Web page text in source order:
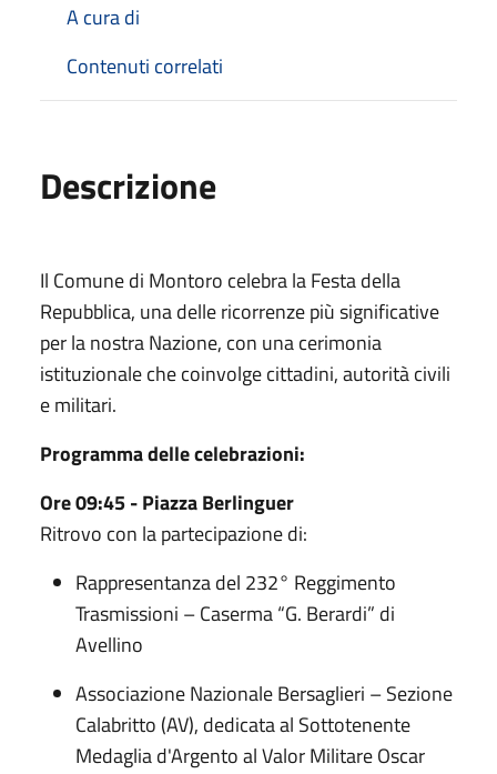
A cura di
Contenuti correlati
Descrizione
Il Comune di Montoro celebra la Festa della
Repubblica, una delle ricorrenze più significative
per la nostra Nazione, con una cerimonia
istituzionale che coinvolge cittadini, autorità civili
e militari.
Programma delle celebrazioni:
Ore 09:45 - Piazza Berlinguer
Ritrovo con la partecipazione di:
Rappresentanza del 232° Reggimento
Trasmissioni – Caserma “G. Berardi” di
Avellino
Associazione Nazionale Bersaglieri – Sezione
Calabritto (AV), dedicata al Sottotenente
Medaglia d'Argento al Valor Militare Oscar